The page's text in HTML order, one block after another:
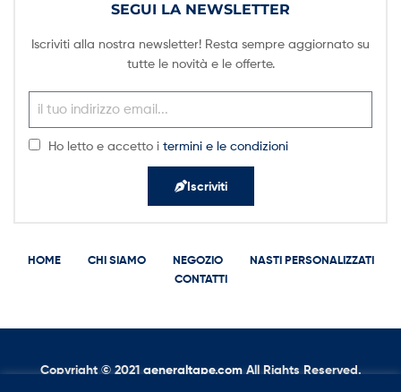
SEGUI LA NEWSLETTER
Iscriviti alla nostra newsletter! Resta sempre aggiornato su
tutte le novità e le offerte.
Ho letto e accetto itermini e le condizioni
Iscriviti
HOME CHI SIAMO NEGOZIO
NASTI PERSONALIZZATI
CONTATTI
Copyright © 2021generaltape.comAll Rights Reserved.